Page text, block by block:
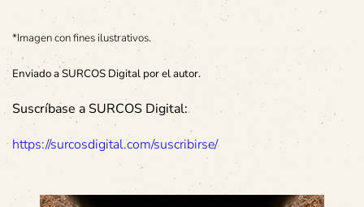
*Imagen con fines ilustrativos.
Enviado a SURCOS Digital por el autor.
Suscríbase a SURCOS Digital:
https://surcosdigital.com/suscribirse/